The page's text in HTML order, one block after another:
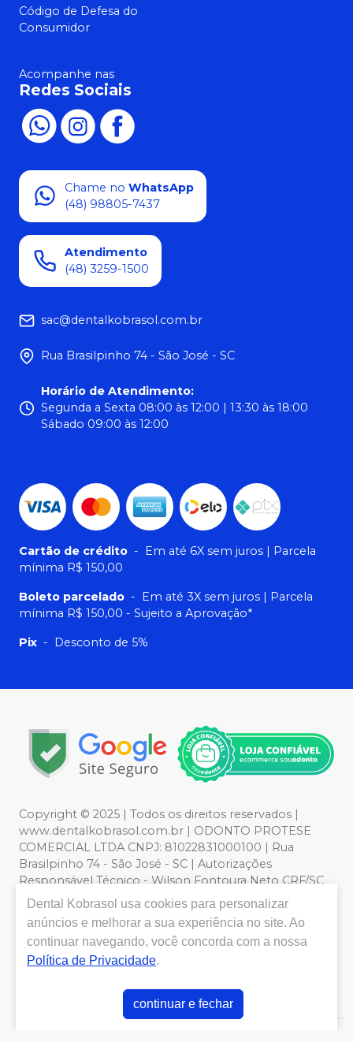
Código de Defesa do
Consumidor
Acompanhe nas
Redes Sociais
Chame no WhatsApp
(48) 98805-7437
Atendimento
(48) 3259-1500
sac@dentalkobrasol.com.br
Rua Brasilpinho 74 - São José - SC
Horário de Atendimento:
Segunda a Sexta 08:00 às 12:00 | 13:30 às 18:00
Sábado 09:00 às 12:00
Cartão de crédito - Em até 6X sem juros | Parcela
mínima R$ 150,00
Boleto parcelado - Em até 3X sem juros | Parcela
mínima R$ 150,00 - Sujeito a Aprovação*
Pix - Desconto de 5%
Copyright © 2025 | Todos os direitos reservados |
www.dentalkobrasol.com.br | ODONTO PROTESE
COMERCIAL LTDA CNPJ: 81022831000100 | Rua
Brasilpinho 74 - São José - SC | Autorizações
Responsável Técnico - Wilson Fontoura Neto CRF/SC
12450 | Política de Privacidade e Segurança - Fotos
meramente ilustrativas - Os preços e condições da loja
virtual estão sujeitos a alterações. Em caso de
divergência de preços no site, o valor válido é o do
Carrinho de Compra. Não vendemos por atacado, por
de grandes volumes pelo site.
Dental Kobrasol usa cookies para personalizar
anúncios e melhorar a sua experiência no site. Ao
continuar navegando, você concorda com a nossa
Política de Privacidade.
continuar e fechar